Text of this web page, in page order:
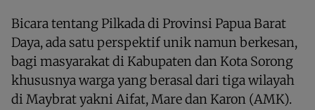
Bicara tentang Pilkada di Provinsi Papua Barat
Daya, ada satu perspektif unik namun berkesan,
bagi masyarakat di Kabupaten dan Kota Sorong
khususnya warga yang berasal dari tiga wilayah
di Maybrat yakni Aifat, Mare dan Karon (AMK).